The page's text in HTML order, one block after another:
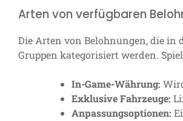
Arten von verfügbaren
Die Arten von Belohnungen, die
Gruppen kategorisiert werden.
In-Game-Währung:
Exklusive Fahrzeuge:
Anpassungsoptionen: